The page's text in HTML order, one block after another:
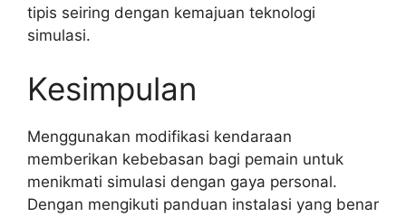
tipis seiring dengan kemajuan teknologi
simulasi.
Kesimpulan
Menggunakan modifikasi kendaraan
memberikan kebebasan bagi pemain untuk
menikmati simulasi dengan gaya personal.
Dengan mengikuti panduan instalasi yang benar